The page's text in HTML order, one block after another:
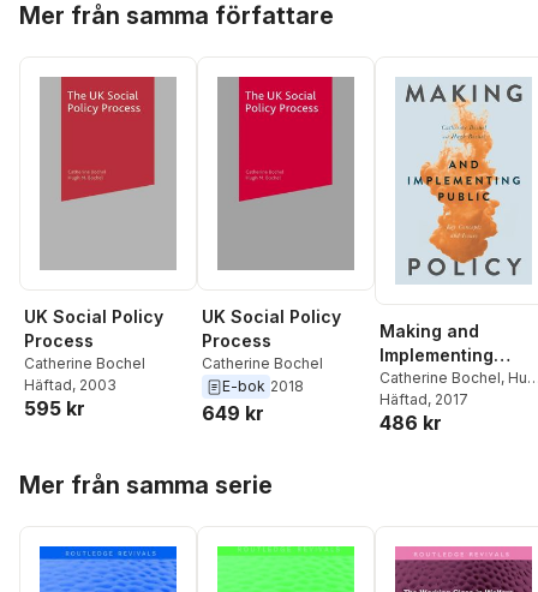
Mer från samma författare
UK Social Policy
Process
Catherine Bochel
Häftad, 2003
595 kr
UK Social Policy
Process
Catherine Bochel
E-bok 2018
649 kr
Making and
Implementing
Public Policy
Catherine Bochel,
Bochel
Häftad, 2017
486 kr
Mer från samma serie